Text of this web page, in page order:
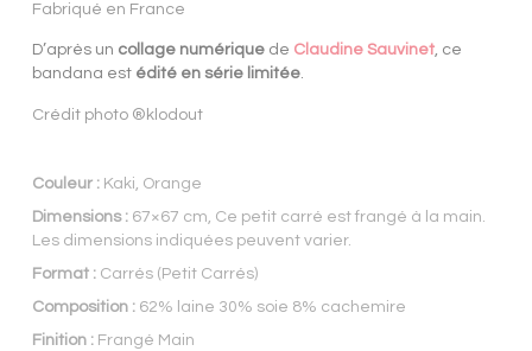
Fabriqué en France
D’après un collage numériquede Claudine Sauvinet, ce
bandana est édité en série limitée.
Crédit photo ®klodout
Couleur :Kaki, Orange
Dimensions :67×67 cm, Ce petit carré est frangé à la main.
Les dimensions indiquées peuvent varier.
Format :Carrés (Petit Carrés)
Composition :62% laine 30% soie 8% cachemire
Finition :Frangé Main